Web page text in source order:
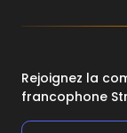
Rejoignez la
francophone